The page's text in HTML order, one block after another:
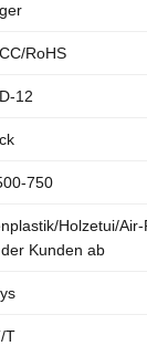
RoHS
12
750
Holzetui/
Kunden ab
T